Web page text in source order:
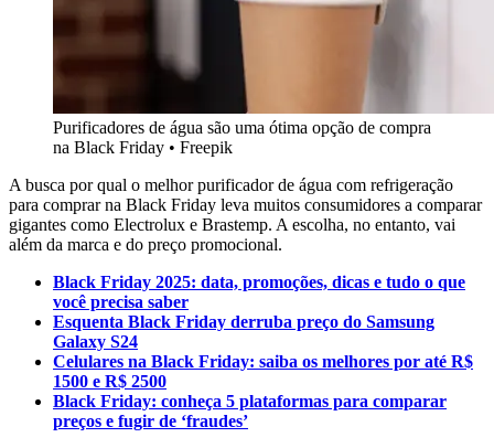
Purificadores de água são uma ótima opção de compra
na Black Friday • Freepik
A busca por qual o melhor purificador de água com refrigeração
para comprar na Black Friday leva muitos consumidores a comparar
gigantes como Electrolux e Brastemp. A escolha, no entanto, vai
além da marca e do preço promocional.
Black Friday 2025: data, promoções, dicas e tudo o que
você precisa saber
Esquenta Black Friday derruba preço do Samsung
Galaxy S24
Celulares na Black Friday: saiba os melhores por até R$
1500 e R$ 2500
Black Friday: conheça 5 plataformas para comparar
preços e fugir de ‘fraudes’